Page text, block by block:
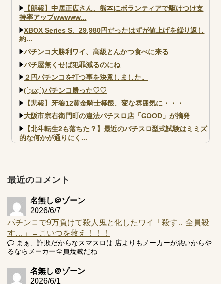
【朗報】中居正広さん、熊本にボランティアで駆けつけ支
持率アップwwwww...
XBOX Series S、29,980円だったはずが値上げを繰り返し
約...
パチンコ大勝利ワイ、高級とんかつ食べに来る
パチ屋無くせば犯罪減るのにね
２円パチンコを打つ事を決意しました。
(´;ω;`)パチンコ勝った♡♡
【悲報】牙狼12黄金騎士極限、変な雰囲気に・・・
大阪市宗右衛門町の違法パチスロ店「GOOD」が摘発
【北斗転生2も落ちた？】最近のパチスロ型式試験はミミズ
的な何かが通りにく...
井の軽い絆？
Powered by livedoor 相互RSS
最近のコメント
名無し＠ゾーン
2026/6/7
パチンコで9万負けて殺人鬼と化したワイ「殺す…全員殺
す…」←こいつを救え！！！
まぁ、詐欺だからなスマスロは 店よりもメーカーが悪いからや
るならメーカー全員焼滅だね
名無し＠ゾーン
2026/6/1